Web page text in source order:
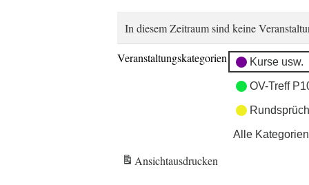
In diesem Zeitraum sind keine
Veranstaltungskategorien Kurse usw.
OV-Treff
Alle Kategorien
Ansichtausdrucken